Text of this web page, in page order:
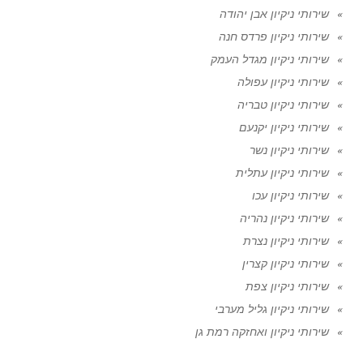
שירותי ניקיון אבן יהודה
שירותי ניקיון פרדס חנה
שירותי ניקיון מגדל העמק
שירותי ניקיון עפולה
שירותי ניקיון טבריה
שירותי ניקיון יקנעם
שירותי ניקיון נשר
שירותי ניקיון עתלית
שירותי ניקיון עכו
שירותי ניקיון נהריה
שירותי ניקיון נצרת
שירותי ניקיון קצרין
שירותי ניקיון צפת
שירותי ניקיון גליל מערבי
שירותי ניקיון ואחזקה רמת גן